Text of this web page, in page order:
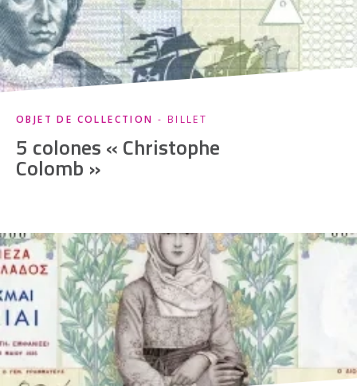
OBJET DE COLLECTION - BILLET
5 colones « Christophe
Colomb »